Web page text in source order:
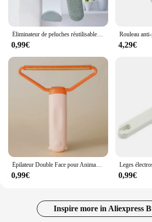
Éliminateur de peluches réutilisable pour vêtements magiques, brosse à rouleau de fourrure de poils de chat pour animaux de compagnie, brosses de livres de dépoussiérage, outil de nettoyage manuel
0,99€ 4,29€
Épilateur Double Face pour Animaux de Compagnie, Rouleaux de Peluches pour Livres, Peigne pour Chat, Gants
0,99€ 0,99€
Inspire more in Aliexpress